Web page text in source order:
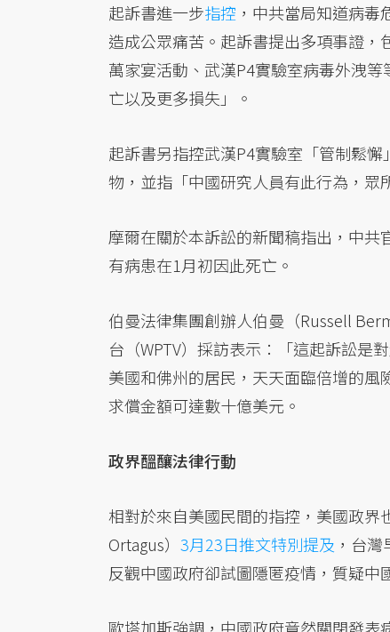
起訴書進一步指控 ，中共當局知道病
造成公眾痛苦。起訴書提出多項事證
萬家宴活動、武漢P4實驗室病毒外洩
亡以及更多損失」。
起訴書另指控武漢P4實驗室「管制鬆
物，並指「中國研究人員有此行為，眾
摩爾在關於本訴訟的新聞稿指出，中
有病患在1月初因此死亡。
伯曼法律集團創辦人伯曼（Russell
台（WPTV）採訪表示：「這起訴訟是
美國和佛州的居民，天天面臨倍增的風
求償金額可達數十億美元。
政界醞釀法律行動
相對於來自美國民間的指控，美國政界
Ortagus） 3月23日推文特別提及 ，台
反觀中國政府卻試圖隱匿疫情，質疑中